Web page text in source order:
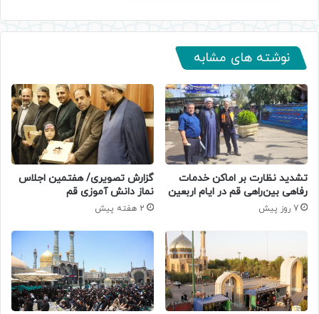
نوشته های مشابه
تشدید نظارت بر اماکن خدمات
رفاهی بین‌راهی قم در ایام اربعین
7 روز پیش
گزارش تصویری/ هفتمین اجلاس
نماز دانش آموزی قم
2 هفته پیش